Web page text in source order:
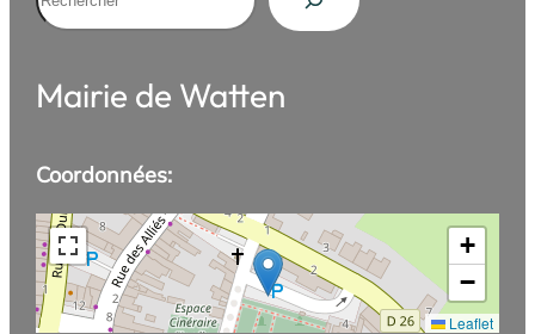
Mairie de Watten
Coordonnées:
+
−
Leaflet